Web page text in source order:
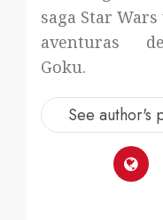
saga Star Wars
aventuras
Goku.
See author's